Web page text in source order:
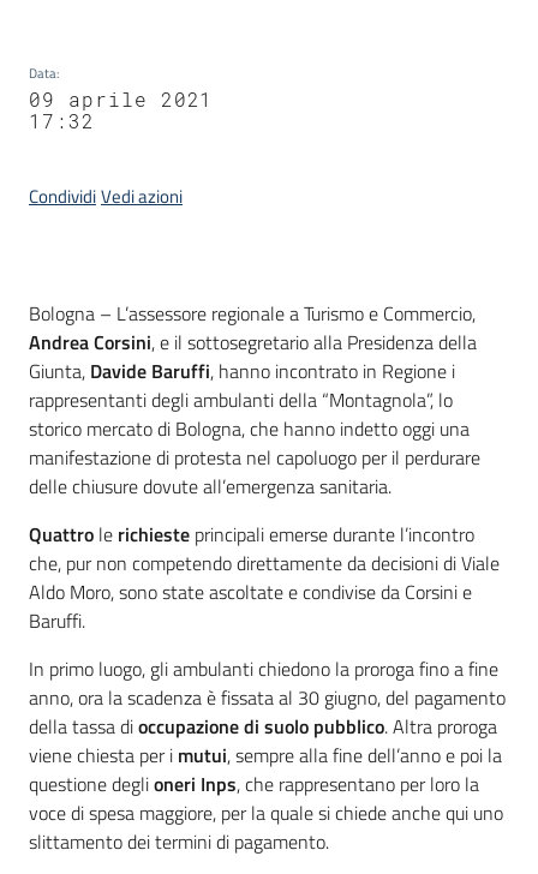
Data:
09 aprile 2021
17:32
CondividiVedi azioni
Contenuto
Bologna – L’assessore regionale a Turismo e Commercio,
Andrea Corsini, e il sottosegretario alla Presidenza della
Giunta, Davide Baruffi, hanno incontrato in Regione i
rappresentanti degli ambulanti della “Montagnola”, lo
storico mercato di Bologna, che hanno indetto oggi una
manifestazione di protesta nel capoluogo per il perdurare
delle chiusure dovute all’emergenza sanitaria.
Quattro le richieste principali emerse durante l’incontro
che, pur non competendo direttamente da decisioni di Viale
Aldo Moro, sono state ascoltate e condivise da Corsini e
Baruffi.
In primo luogo, gli ambulanti chiedono la proroga fino a fine
anno, ora la scadenza è fissata al 30 giugno, del pagamento
della tassa dioccupazione di suolo pubblico. Altra proroga
viene chiesta per i mutui, sempre alla fine dell’anno e poi la
questione deglioneri Inps, che rappresentano per loro la
voce di spesa maggiore, per la quale si chiede anche qui uno
slittamento dei termini di pagamento.